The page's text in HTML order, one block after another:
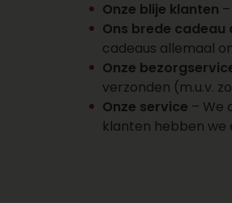
Onze blije klanten
Ons brede
cadeaus allemaal
Onze
verzonden (m.u.v.
Onze service – We
klanten hebben we